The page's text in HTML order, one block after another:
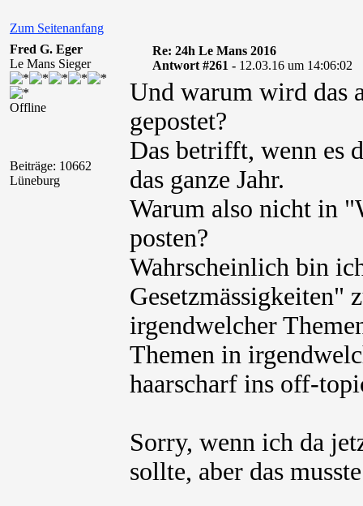
Zum Seitenanfang
Fred G. Eger
Le Mans Sieger
Offline
Beiträge: 10662
Lüneburg
Re: 24h Le Mans 2016
Antwort #261 - 12.03.16 um 14:06:02
Und warum wird das
gepostet?
Das betrifft, wenn es
das ganze Jahr.
Warum also nicht in
posten?
Wahrscheinlich bin
Gesetzmässigkeiten"
irgendwelcher
Themen in
haarscharf ins off-
Sorry, wenn ich da
sollte, aber das